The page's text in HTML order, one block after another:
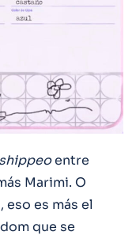
shippeoentre
Marimi. O
es más el
que se